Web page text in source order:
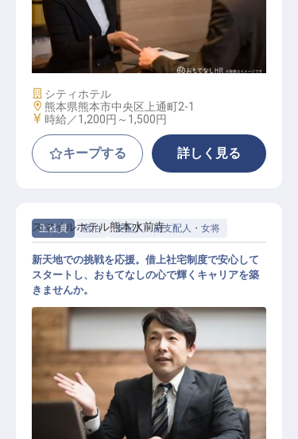
夜間ゲストサービス（ドアベル）
施設業態
シティホテル
勤務地
熊本県熊本市中央区上通町2-1
給与
時給／1,200円～ 1,500円
キープする 詳しく見る
正社員 宿泊 支配人・副支配人・女将
ホテル副支配人・マネージャー候補
スマイルホテル熊本水前寺
新天地での挑戦を応援。借上社宅制度で安心して
スタートし、おもてなしの心で輝くキャリアを築
きませんか。